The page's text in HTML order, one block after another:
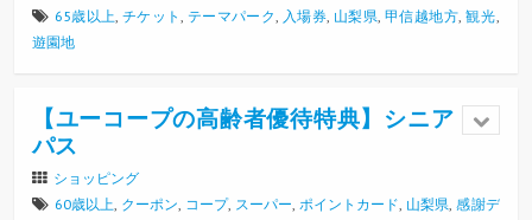
65歳以上, チケット , テーマパーク, 入場券, 山梨県, 甲信越地方, 観光,
遊園地
【ユーコープの高齢者優待特典】シニア
パス
ショッピング
60歳以上, クーポン, コープ, スーパー, ポイントカード, 山梨県, 感謝デ